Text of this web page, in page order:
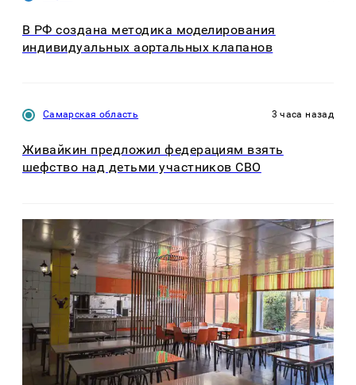
В РФ создана методика моделирования
индивидуальных аортальных клапанов
Самарская область 3 часа назад
Живайкин предложил федерациям взять
шефство над детьми участников СВО